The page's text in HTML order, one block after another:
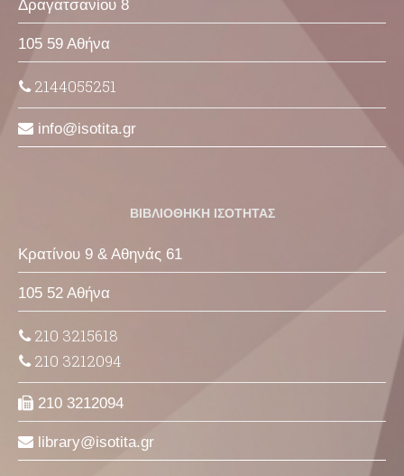
Δραγατσανίου 8
105 59 Αθήνα
2144055251
info isotita gr
ΒΙΒΛΙΟΘΗΚΗ ΙΣΟΤΗΤΑΣ
Κρατίνου 9 & Αθηνάς 61
105 52 Αθήνα
210 3215618
210 3212094
210 3212094
library isotita gr